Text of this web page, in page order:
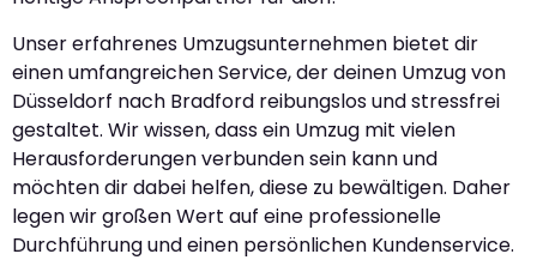
Unser erfahrenes Umzugsunternehmen bietet dir
einen umfangreichen Service, der deinen Umzug von
Düsseldorf nach Bradford reibungslos und stressfrei
gestaltet. Wir wissen, dass ein Umzug mit vielen
Herausforderungen verbunden sein kann und
möchten dir dabei helfen, diese zu bewältigen. Daher
legen wir großen Wert auf eine professionelle
Durchführung und einen persönlichen Kundenservice.